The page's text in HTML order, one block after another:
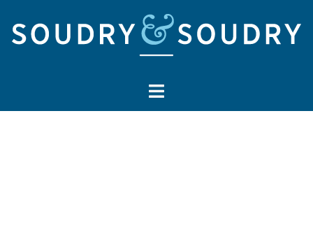
zum
Inhalt